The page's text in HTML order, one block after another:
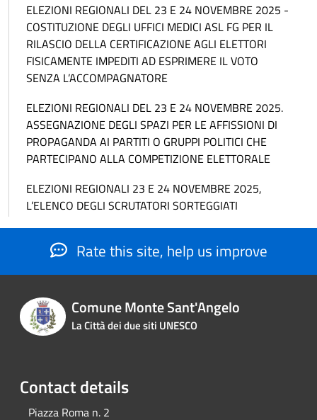
ELEZIONI REGIONALI DEL 23 E 24 NOVEMBRE 2025 -
COSTITUZIONE DEGLI UFFICI MEDICI ASL FG PER IL
RILASCIO DELLA CERTIFICAZIONE AGLI ELETTORI
FISICAMENTE IMPEDITI AD ESPRIMERE IL VOTO
SENZA L’ACCOMPAGNATORE
ELEZIONI REGIONALI DEL 23 E 24 NOVEMBRE 2025.
ASSEGNAZIONE DEGLI SPAZI PER LE AFFISSIONI DI
PROPAGANDA AI PARTITI O GRUPPI POLITICI CHE
PARTECIPANO ALLA COMPETIZIONE ELETTORALE
ELEZIONI REGIONALI 23 E 24 NOVEMBRE 2025,
L’ELENCO DEGLI SCRUTATORI SORTEGGIATI
Rate this site, help us improve
Comune Monte Sant'Angelo
La Città dei due siti UNESCO
Contact details
Piazza Roma n. 2